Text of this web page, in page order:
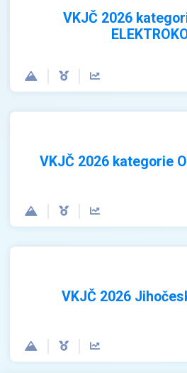
VKJČ 2026
VKJČ 2026 kategorie
VKJČ 2026